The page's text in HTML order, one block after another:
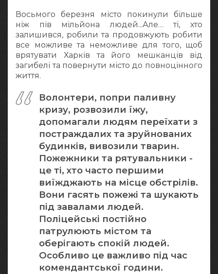
Восьмого березня місто покинули більше
ніж пів мільйона людей...Але… ті, хто
залишився, робили та продовжують робити
все можливе та неможливе для того, щоб
врятувати Харків та його мешканців від
загибелі та повернути місто до повноцінного
життя.
Волонтери, попри паливну
кризу, розвозили їжу,
допомагали людям переїхати з
постраждалих та зруйнованих
будинків, вивозили тварин.
Пожежники та рятувальники -
це ті, хто часто першими
виїжджають на місце обстрілів.
Вони гасять пожежі та шукають
під завалами людей.
Поліцейські постійно
патрулюють містом та
оберігають спокій людей.
Особливо це важливо під час
комендантської години.